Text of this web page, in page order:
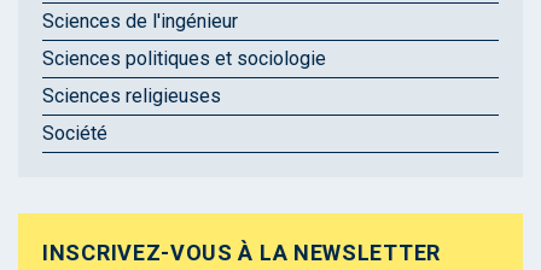
Sciences de l'ingénieur
Sciences politiques et sociologie
Sciences religieuses
Société
INSCRIVEZ-VOUS À LA NEWSLETTER